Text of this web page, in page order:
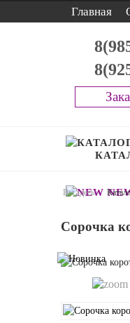
Главная
Вы здесь:
Сорочка